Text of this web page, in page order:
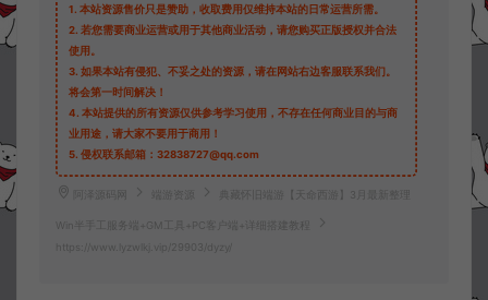
1. 本站资源售价只是赞助，收取费用仅维持本站的日常运营所需。
2. 若您需要商业运营或用于其他商业活动，请您购买正版授权并合法
使用。
3. 如果本站有侵犯、不妥之处的资源，请在网站右边客服联系我们。
将会第一时间解决！
4. 本站提供的所有资源仅供参考学习使用，不存在任何商业目的与商
业用途，请大家不要用于商用！
5. 侵权联系邮箱：32838727@qq.com
阿泽源码网 端游资源 典藏怀旧端游【天命西游】3月最新整理
Win半手工服务端+GM工具+PC客户端+详细搭建教程
https://www.lyzwlkj.vip/29903/dyzy/